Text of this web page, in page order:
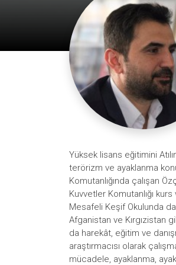
Yüksek lisans eğitimini
terörizm ve ayaklanma
Komutanlığında çalışan
Kuvvetler Komutanlığı
Mesafeli Keşif Okulunda
Afganistan ve Kırgızistan
da harekât, eğitim ve
araştırmacısı olarak
mücadele, ayaklanma,